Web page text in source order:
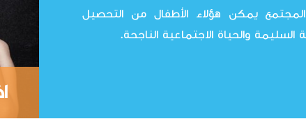
يمكن هؤلاء الأطفال من التحصيل
والحياة الاجتماعية الناجحة.